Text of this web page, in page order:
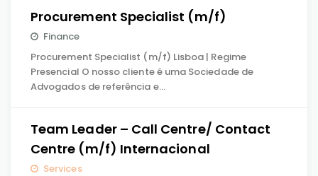
Procurement Specialist (m/f)
Finance
Procurement Specialist (m/f) Lisboa | Regime
Presencial O nosso cliente é uma Sociedade de
Advogados de referência e…
Team Leader – Call Centre/ Contact
Centre (m/f) Internacional
Services